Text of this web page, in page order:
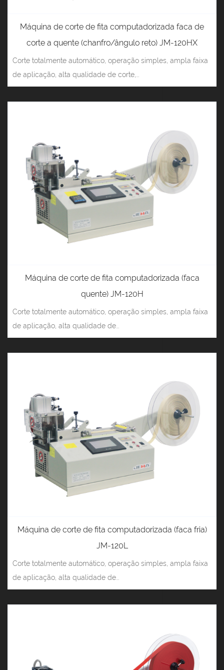
Máquina de corte de fita computadorizada faca de
corte a quente (chanfro/ângulo reto) JM-120HX
Corte totalmente automático, operação simples, ampla faixa
de aplicação, alta qualidade de corte,...
Máquina de corte de fita computadorizada (faca
quente) JM-120H
Corte totalmente automático, operação simples, ampla faixa
de aplicação, alta qualidade de...
Máquina de corte de fita computadorizada (faca fria)
JM-120L
Corte totalmente automático, operação simples, ampla faixa
de aplicação, alta qualidade de...